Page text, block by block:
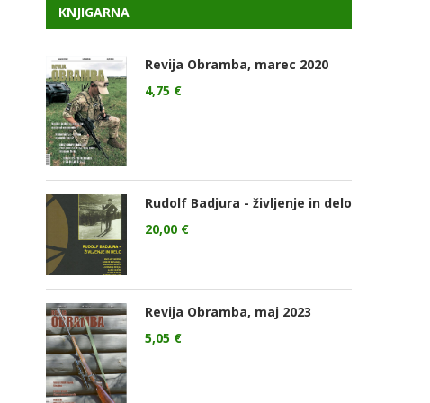
KNJIGARNA
Revija Obramba, marec 2020
4,75 €
Rudolf Badjura - življenje in delo
20,00 €
Revija Obramba, maj 2023
5,05 €